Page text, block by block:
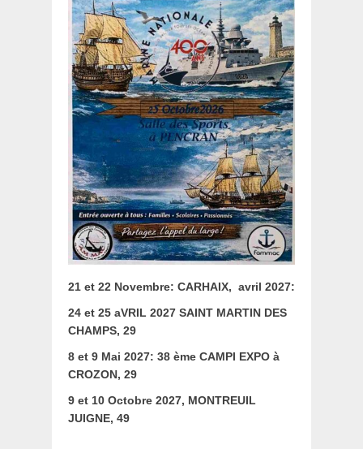
21 et 22 Novembre: CARHAIX, avril 2027:
24 et 25 aVRIL 2027 SAINT MARTIN DES
CHAMPS, 29
8 et 9 Mai 2027: 38 ème CAMPI EXPO à
CROZON, 29
9 et 10 Octobre 2027, MONTREUIL
JUIGNE, 49